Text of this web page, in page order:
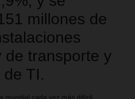
millones de
de transporte y
TI.
mundial cada vez más difícil,